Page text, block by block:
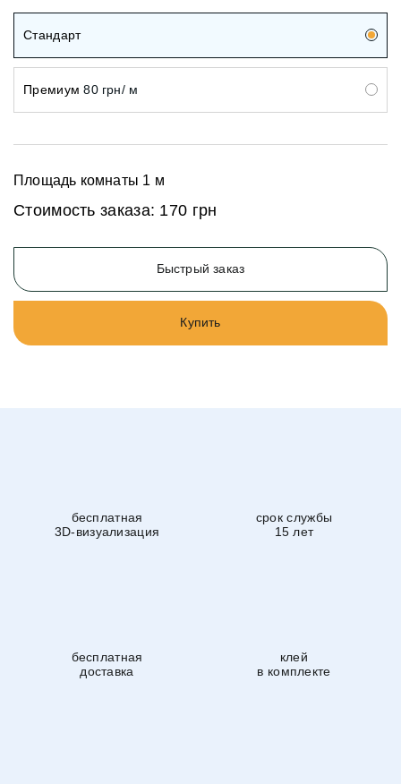
Стандарт
Премиум 80 грн/ м
Площадь комнаты 1 м
Стоимость заказа: 170 грн
Быстрый заказ
Купить
бесплатная
3D-визуализация
срок службы
15 лет
бесплатная
доставка
клей
в комплекте